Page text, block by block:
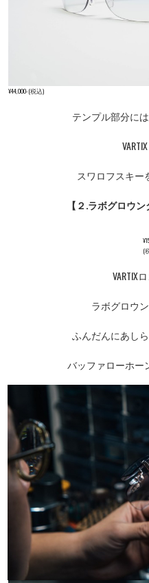
¥44,000-(税込)
テンプル部分に
スワロフスキー
【２.ラボグロウ
(
VARTIX
ラボグロウ
ふんだんにあし
バッファローホー